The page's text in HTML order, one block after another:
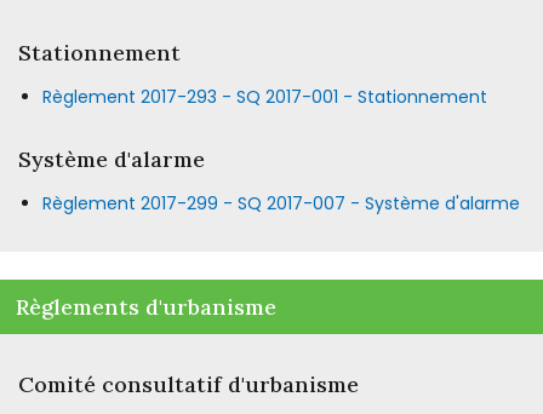
Stationnement
Règlement 2017-293 - SQ 2017-001 - Stationnement
Système d'alarme
Règlement 2017-299 - SQ 2017-007 - Système d'alarme
Règlements d'urbanisme
Comité consultatif d'urbanisme